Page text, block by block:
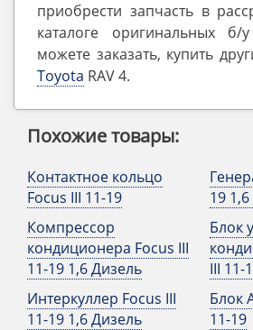
приобрести запчасть в
каталоге оригинальных б/
можете заказать, купить
Toyota RAV 4.
Похожие товары:
Контактное кольцо
Focus III 11-19
Компрессор
кондиционера Focus III
11-19 1,6 Дизель
Интеркуллер Focus III
11-19 1,6 Дизель
19
Блок
III 11-
Блок
11-19